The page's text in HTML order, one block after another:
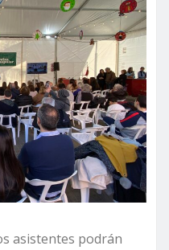
asistentes podrán